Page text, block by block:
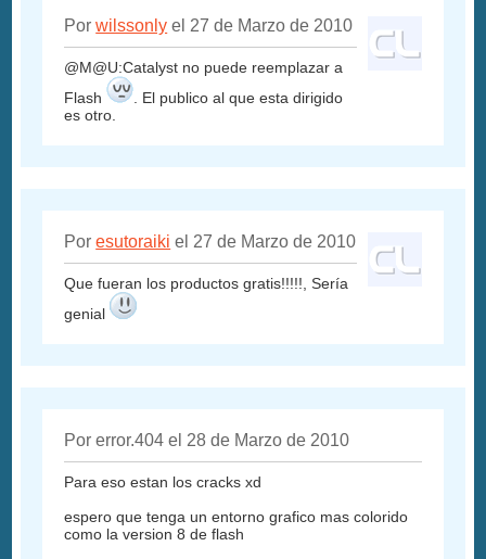
Porwilssonly el 27 de Marzo de 2010
@M@U:Catalyst no puede reemplazar a
Flash
. El publico al que esta dirigido
es otro.
Poresutoraiki el 27 de Marzo de 2010
Que fueran los productos gratis!!!!!, Sería
genial
Por error.404 el 28 de Marzo de 2010
Para eso estan los cracks xd
espero que tenga un entorno grafico mas colorido
como la version 8 de flash